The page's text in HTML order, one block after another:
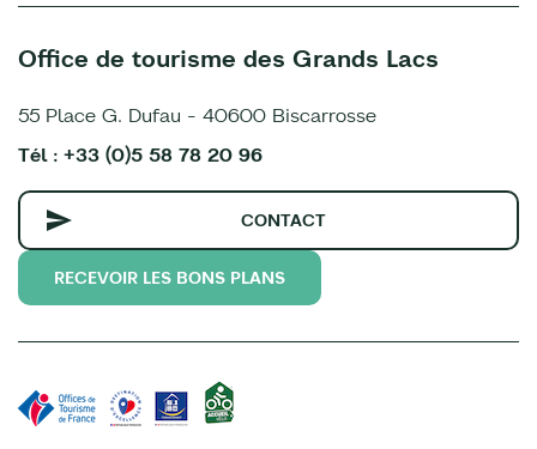
Office de tourisme des Grands Lacs
55 Place G. Dufau - 40600 Biscarrosse
Tél : +33 (0)5 58 78 20 96
CONTACT
RECEVOIR LES BONS PLANS